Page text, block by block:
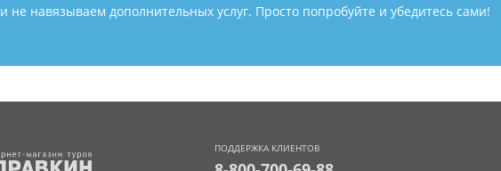
и не навязываем дополнительных услуг. Просто попробуйте и убедитесь сами!
ПОДДЕРЖКА КЛИЕНТОВ